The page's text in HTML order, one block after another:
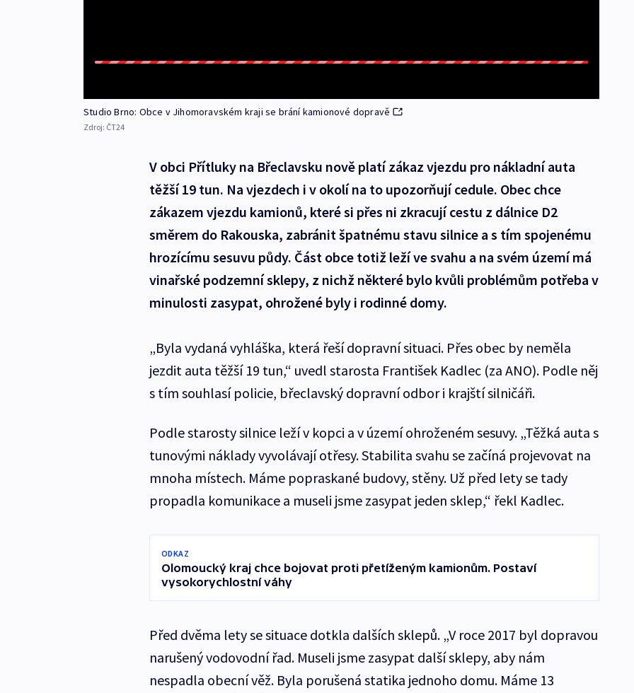
Studio Brno: Obce v Jihomoravském kraji se brání kamionové dopravě
Zdroj: ČT24
V obci Přítluky na Břeclavsku nově platí zákaz vjezdu pro nákladní auta
těžší 19 tun. Na vjezdech i v okolí na to upozorňují cedule. Obec chce
zákazem vjezdu kamionů, které si přes ni zkracují cestu z dálnice D2
směrem do Rakouska, zabránit špatnému stavu silnice a s tím spojenému
hrozícímu sesuvu půdy. Část obce totiž leží ve svahu a na svém území má
vinařské podzemní sklepy, z nichž některé bylo kvůli problémům potřeba v
minulosti zasypat, ohrožené byly i rodinné domy.
„Byla vydaná vyhláška, která řeší dopravní situaci. Přes obec by neměla
jezdit auta těžší 19 tun,“ uvedl starosta František Kadlec (za ANO). Podle něj
s tím souhlasí policie, břeclavský dopravní odbor i krajští silničáři.
Podle starosty silnice leží v kopci a v území ohroženém sesuvy. „Těžká auta s
tunovými náklady vyvolávají otřesy. Stabilita svahu se začíná projevovat na
mnoha místech. Máme popraskané budovy, stěny. Už před lety se tady
propadla komunikace a museli jsme zasypat jeden sklep,“ řekl Kadlec.
ODKAZ
Olomoucký kraj chce bojovat proti přetíženým kamionům. Postaví
vysokorychlostní váhy
Před dvěma lety se situace dotkla dalších sklepů. „V roce 2017 byl dopravou
narušený vodovodní řad. Museli jsme zasypat další sklepy, aby nám
nespadla obecní věž. Byla porušená statika jednoho domu. Máme 13